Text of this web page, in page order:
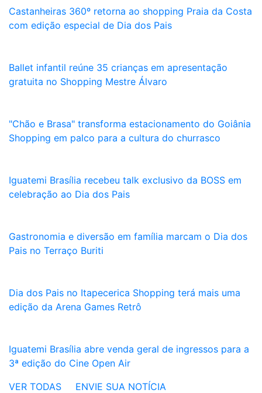
Castanheiras 360º retorna ao shopping Praia da Costa
com edição especial de Dia dos Pais
Ballet infantil reúne 35 crianças em apresentação
gratuita no Shopping Mestre Álvaro
"Chão e Brasa" transforma estacionamento do Goiânia
Shopping em palco para a cultura do churrasco
Iguatemi Brasília recebeu talk exclusivo da BOSS em
celebração ao Dia dos Pais
Gastronomia e diversão em família marcam o Dia dos
Pais no Terraço Buriti
Dia dos Pais no Itapecerica Shopping terá mais uma
edição da Arena Games Retrô
Iguatemi Brasília abre venda geral de ingressos para a
3ª edição do Cine Open Air
VER TODAS
ENVIE SUA NOTÍCIA